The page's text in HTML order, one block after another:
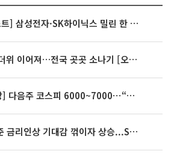
[베스트&워스트] 삼성전자·SK하이닉스 밀린 한 주…상상인증권은 85% 급등
35도 안팎 무더위 이어져…전국 곳곳 소나기 [오늘 날씨]
[주간증시전망] 다음주 코스피 6000~7000⋯“外人 수급은 정책이 변수”
뉴욕증시, 연준 금리인상 기대감 꺾이자 상승...S&P500 사상 최고치 [종합]